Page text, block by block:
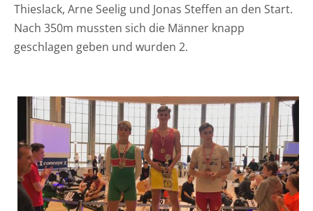
Thieslack, Arne Seelig und Jonas Steffen an den Start.
Nach 350m mussten sich die Männer knapp
geschlagen geben und wurden 2.